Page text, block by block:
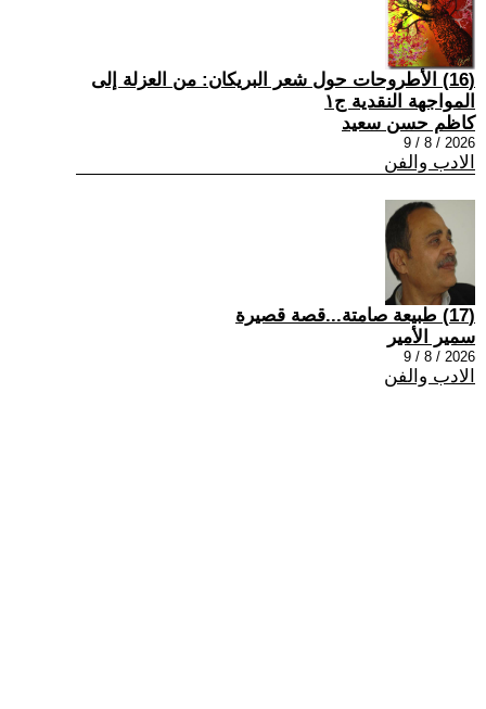
(16) الأطروحات حول شعر البريكان: من العزلة إلى
المواجهة النقدية ج١
كاظم حسن سعيد
2026 / 8 / 9
الادب والفن
(17) طبيعة صامتة...قصة قصيرة
سمير الأمير
2026 / 8 / 9
الادب والفن